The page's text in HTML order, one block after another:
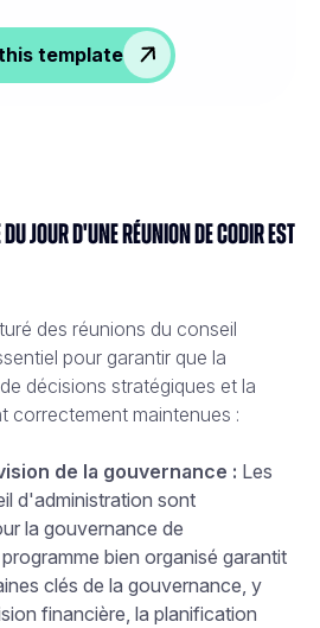
template
jour d'une réunion de CODIR est
des réunions du conseil
pour garantir que la
décisions stratégiques et la
correctement maintenues :
de la gouvernance : Les
d'administration sont
la gouvernance de
bien organisé garantit
clés de la gouvernance, y
financière, la planification